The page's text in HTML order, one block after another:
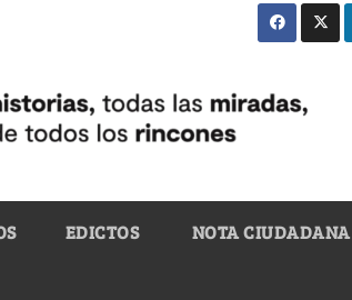
EDICTOS NOTA CIUDADANA